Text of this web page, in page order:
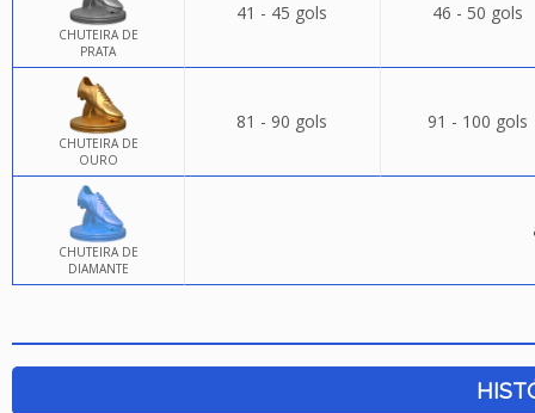
CHUTEIRA DE
PRATA
41 - 45 gols 46 - 50 gols
CHUTEIRA DE
OURO
81 - 90 gols 91 - 100 gols
CHUTEIRA DE
DIAMANTE